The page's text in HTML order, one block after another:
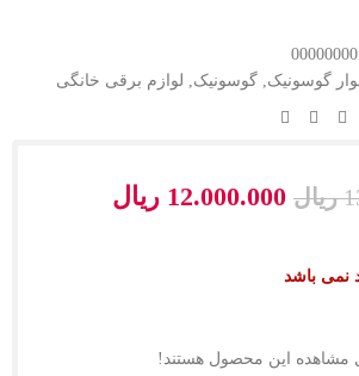
گوسونیک گوسونیک لوازم برقی خانگی
ریال 12.000.000 ریال
نمی باشد
مشاهده این محصول هستند!